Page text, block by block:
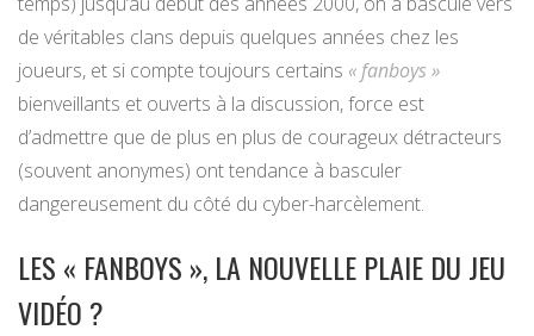
de véritables clans depuis quelques années chez les
joueurs, et si compte toujours certains « fanboys »
bienveillants et ouverts à la discussion, force est
d’admettre que de plus en plus de courageux détracteurs
(souvent anonymes) ont tendance à basculer
dangereusement du côté du cyber-harcèlement.
LES « FANBOYS », LA NOUVELLE PLAIE DU JEU
VIDÉO ?